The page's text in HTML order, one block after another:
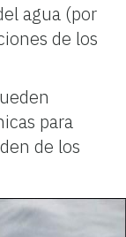
agua (por
de los
para
de los